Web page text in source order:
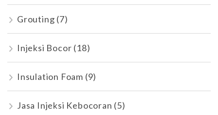
Grouting (7)
Injeksi Bocor (18)
Insulation Foam (9)
Jasa Injeksi Kebocoran (5)